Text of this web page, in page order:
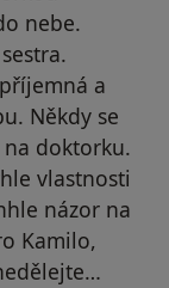
nebe.
a
Někdy se
doktorku.
vlastnosti
názor na
Kamilo,